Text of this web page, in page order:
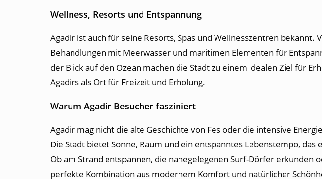
Wellness, Resorts und Entspannung
Agadir ist auch für seine Resorts, Spas und Wellnesszentren
Behandlungen mit Meerwasser und maritimen Elementen für
der Blick auf den Ozean machen die Stadt zu einem idealen Ziel für
Agadirs als Ort für Freizeit und Erholung.
Warum Agadir Besucher fasziniert
Agadir mag nicht die alte Geschichte von Fes oder die intensive
Die Stadt bietet Sonne, Raum und ein entspanntes Lebenstempo,
Ob am Strand entspannen, die nahegelegenen Surf-Dörfer erkunden
perfekte Kombination aus modernem Komfort und natürlicher